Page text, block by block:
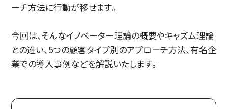
ーチ方法に行動が移せます。
今回は、そんなイノベーター理論の概要やキャズム理論
との違い、5つの顧客タイプ別のアプローチ方法、有名企
業での導入事例などを解説いたします。